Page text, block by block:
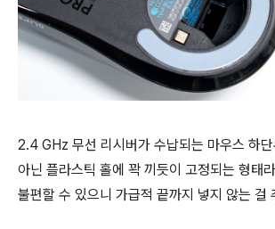
2.4 GHz 무선 리시버가 수납되는 마우스 하단
아닌 플라스틱 홀에 꽉 끼듯이 고정되는 형태
불편할 수 있으니 가급적 끝까지 넣지 않는 걸